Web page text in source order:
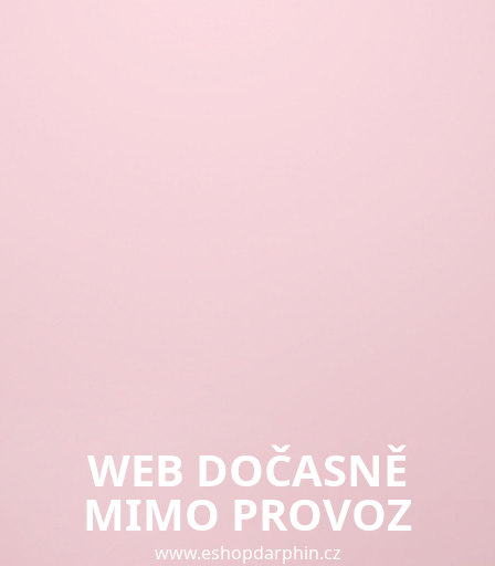
WEB DOČASNĚ
MIMO PROVOZ
www.eshopdarphin.cz